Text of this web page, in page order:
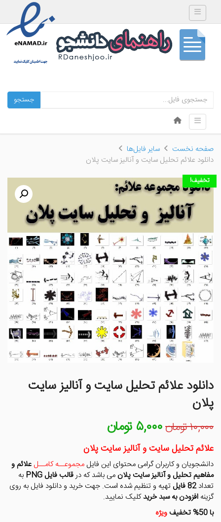
Toggle navigation
جستجو
Menu
Skip to content
Toggle navigation
صفحه نخست
سایر فایل‌ها
دانلود علائم تحلیل سایت و آنالیز سایت پلان
تخفیف!
دانلود علائم تحلیل سایت و آنالیز سایت
پلان
۱۰,۰۰۰تومانقیمت
اصلی
۱۰,۰۰۰ تومان
بود.
۵,۰۰۰ تومان
۵,۰۰۰ تومان
است.
علائم تحلیل سایت و آنالیز سایت پلان
دانشجویان و کاربران گرامی محتوای این فایل مجموعــه کامــل علائم و
مفاهیم تحلیل و آنالیز سایت پلان می باشد که درقالب فایل PNG
به
تعداد82 فایل
تهیه و تنظیم شده است. جهت خرید و دانلود فایل به روی
گزینه افزودن به سبد خریدکلیک نمایید.
با 50% تخفیف
ویژه